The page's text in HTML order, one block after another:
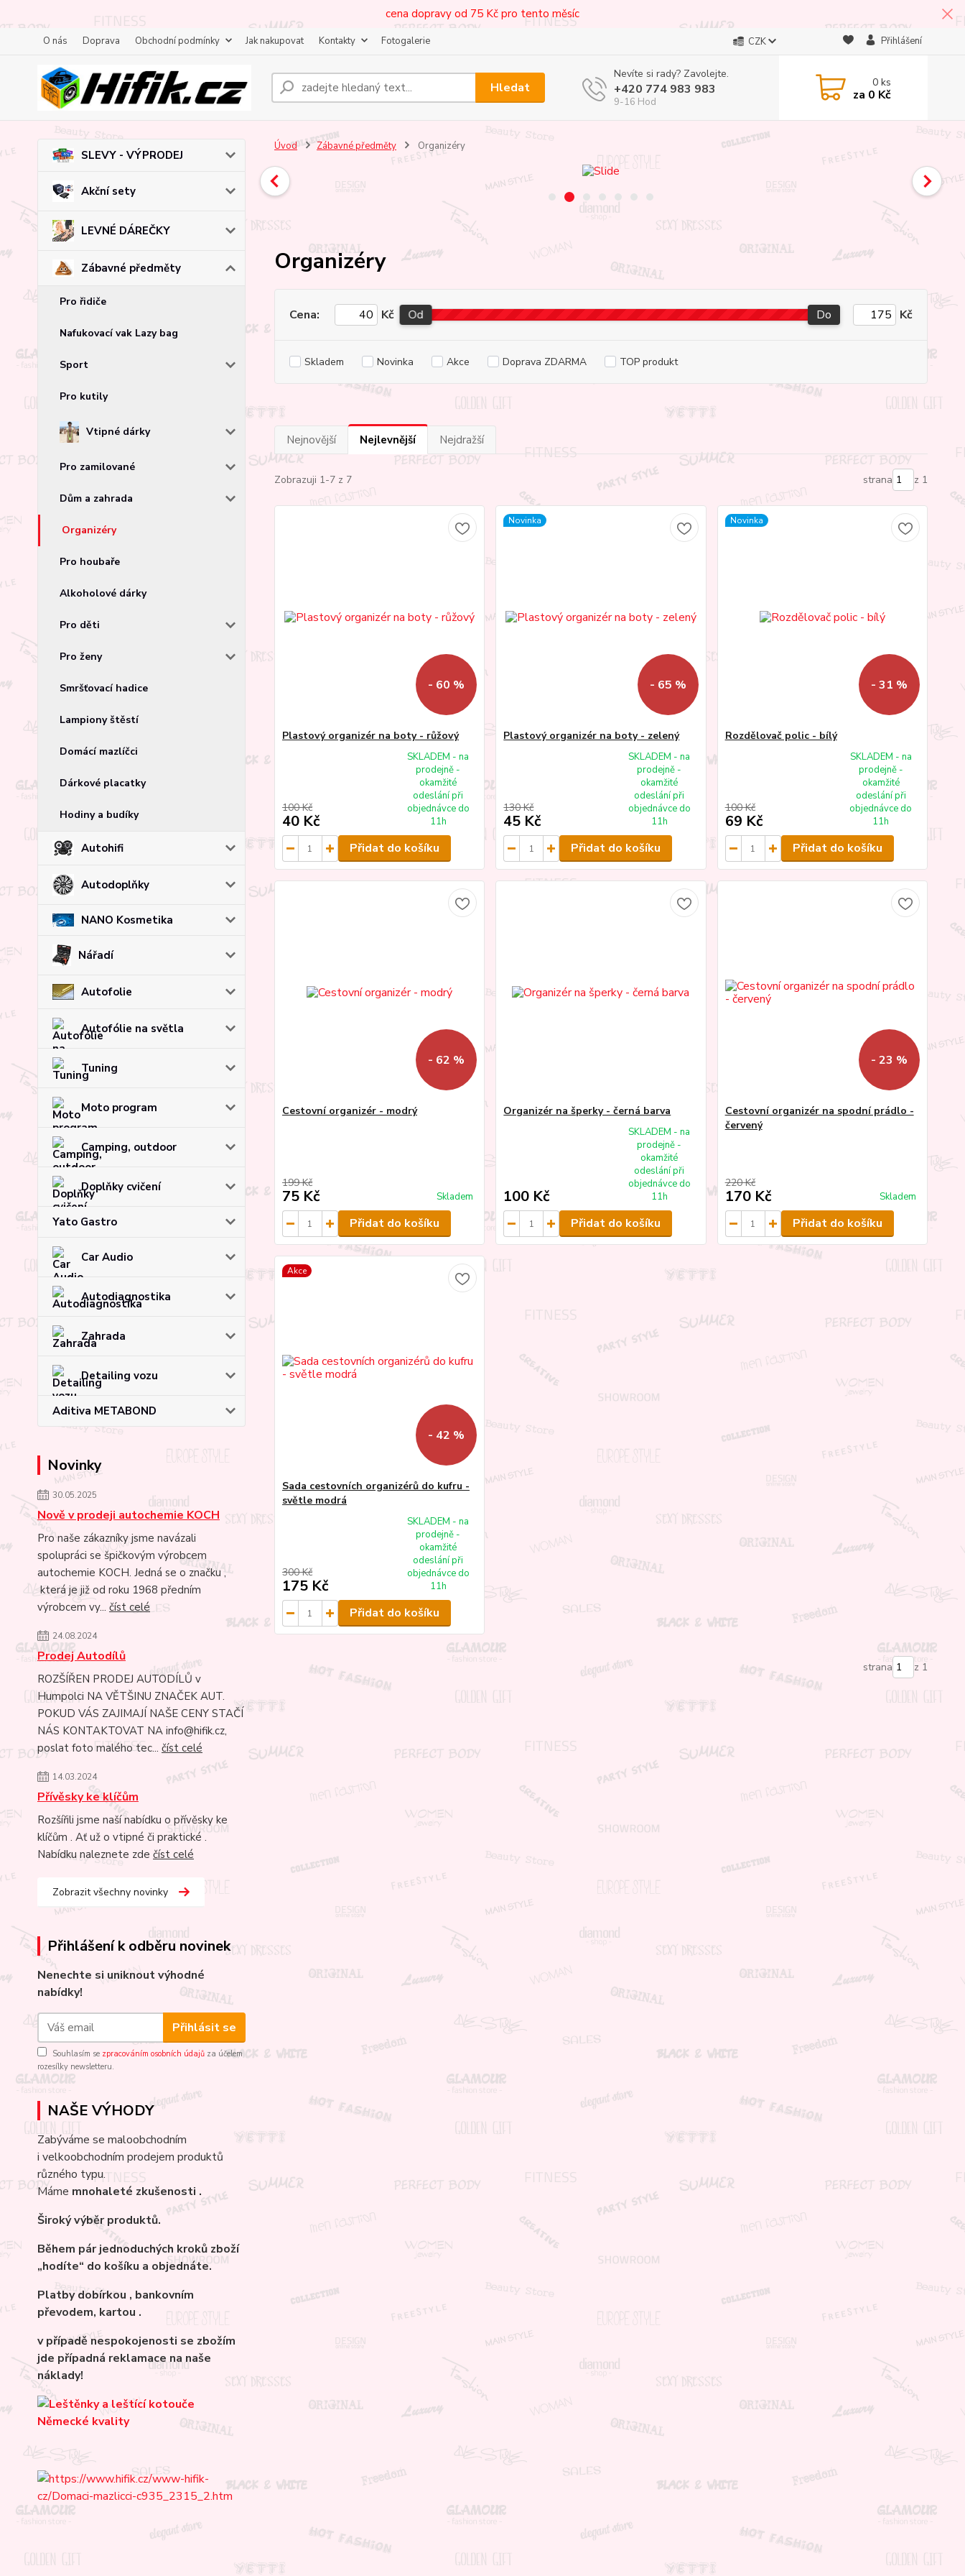
cena dopravy od 75 Kč pro tento měsíc
O nás Doprava Obchodní podmínky Jak nakupovat Kontakty Fotogalerie CZK Přihlášení
Hledat
Nevíte si rady? Zavolejte.
+420 774 983 983
9-16 Hod
0ks
za 0 Kč
SLEVY - VÝPRODEJ
Akční sety
LEVNÉ DÁREČKY
Zábavné předměty
Pro řidiče
Nafukovací vak Lazy bag
Sport
Pro kutily
Vtipné dárky
Pro zamilované
Dům a zahrada
Organizéry
Pro houbaře
Alkoholové dárky
Pro děti
Pro ženy
Smršťovací hadice
Lampiony štěstí
Domácí mazlíčci
Dárkové placatky
Hodiny a budíky
Autohifi
Autodoplňky
NANO Kosmetika
Nářadí
Autofolie
Autofólie na světla
Tuning
Moto program
Camping, outdoor
Doplňky cvičení
Yato Gastro
Car Audio
Autodiagnostika
Zahrada
Detailing vozu
Aditiva METABOND
Novinky
30.05.2025
Nově v prodeji autochemie KOCH
Pro naše zákazníky jsme navázali
spolupráci se špičkovým výrobcem
autochemie KOCH. Jedná se o značku ,
která je již od roku 1968 předním
výrobcem vy... číst celé
24.08.2024
Prodej Autodílů
ROZŠÍŘEN PRODEJ AUTODÍLŮ v
Humpolci NA VĚTŠINU ZNAČEK AUT.
POKUD VÁS ZAJIMAJÍ NAŠE CENY STAČÍ
NÁS KONTAKTOVAT NA info@hifik.cz,
poslat foto malého tec... číst celé
14.03.2024
Přívěsky ke klíčům
Rozšířili jsme naší nabídku o přívěsky ke
klíčům . Ať už o vtipné či praktické .
Nabídku naleznete zde číst celé
Zobrazit všechny novinky
Přihlášení k odběru novinek
Nenechte si uniknout výhodné
nabídky!
Přihlásit se
Souhlasím se zpracováním osobních údajů za účelem
rozesílky newsletteru.
NAŠE VÝHODY
Zabýváme se maloobchodním
i velkoobchodním prodejem produktů
různého typu.
Máme mnohaleté zkušenosti .
Široký výběr produktů.
Během pár jednoduchých kroků zboží
„hodíte“ do košíku a objednáte.
Platby dobírkou , bankovním
převodem, kartou .
v případě nespokojenosti se zbožím
jde případná reklamace na naše
náklady!
Úvod Zábavné předměty Organizéry
Organizéry
Cena: Kč Od Do Kč
Skladem Novinka Akce Doprava ZDARMA TOP produkt
Nejnovější Nejlevnější Nejdražší
Zobrazuji 1-7 z 7 strana z 1
- 60 %
Plastový organizér na boty - růžový
100 Kč
40 Kč
SKLADEM - na
prodejně -
okamžité
odeslání při
objednávce do
11h
Přidat do košíku
Novinka
- 65 %
Plastový organizér na boty - zelený
130 Kč
45 Kč
SKLADEM - na
prodejně -
okamžité
odeslání při
objednávce do
11h
Přidat do košíku
Novinka
- 31 %
Rozdělovač polic - bílý
100 Kč
69 Kč
SKLADEM - na
prodejně -
okamžité
odeslání při
objednávce do
11h
Přidat do košíku
- 62 %
Cestovní organizér - modrý
199 Kč
75 Kč Skladem
Přidat do košíku
Organizér na šperky - černá barva
100 Kč
SKLADEM - na
prodejně -
okamžité
odeslání při
objednávce do
11h
Přidat do košíku
- 23 %
Cestovní organizér na spodní prádlo -
červený
220 Kč
170 Kč Skladem
Přidat do košíku
Akce
- 42 %
Sada cestovních organizérů do kufru -
světle modrá
300 Kč
175 Kč
SKLADEM - na
prodejně -
okamžité
odeslání při
objednávce do
11h
Přidat do košíku
strana z 1